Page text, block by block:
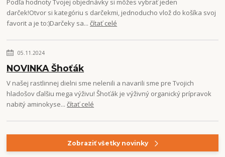
Podľa hodnoty Tvojej objednávky si môžes vybrať jeden
darček!Otvor si kategóriu s darčekmi, jednoducho vlož do košíka svoj
favorit a je to:)Darčeky sa...čítať celé
05.11.2024
NOVINKA Šhoťák
V našej rastlinnej dielni sme nelenili a navarili sme pre Tvojich
hladošov ďalšiu mega výživu! Šhoťák je výživný organický prípravok
nabitý aminokyse...čítať celé
Zobraziť všetky novinky